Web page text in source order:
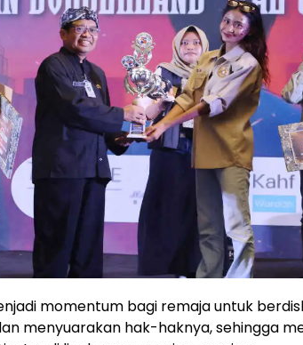
momentum bagi remaja untuk
menyuarakan hak-haknya, sehingga